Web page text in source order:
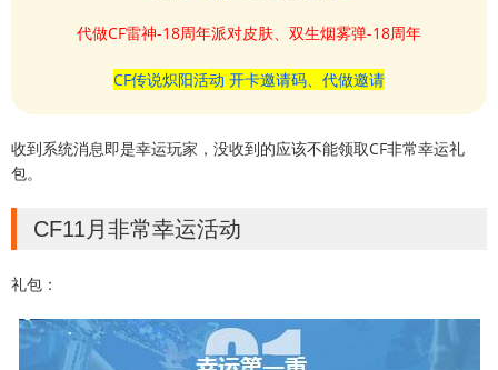
代做CF雷神-18周年派对皮肤、双生烟雾弹-18周年
CF传说炽阳活动 开卡邀请码、代做邀请
收到系统消息即是幸运玩家，没收到的应该不能领取CF非常幸运礼
包。
CF11月非常幸运活动
礼包：